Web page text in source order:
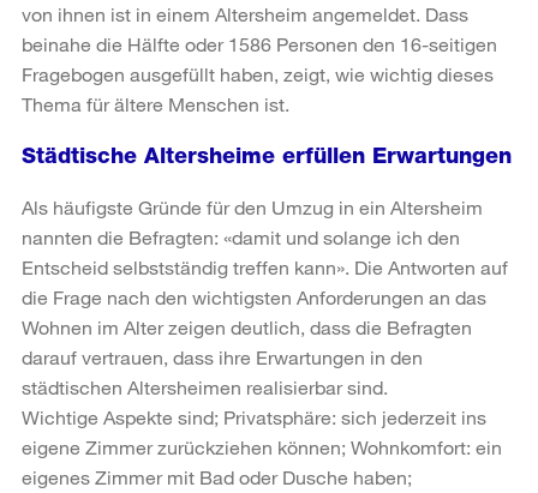
von ihnen ist in einem Altersheim angemeldet. Dass
beinahe die Hälfte oder 1586 Personen den 16-seitigen
Fragebogen ausgefüllt haben, zeigt, wie wichtig dieses
Thema für ältere Menschen ist.
Städtische Altersheime erfüllen Erwartungen
Als häufigste Gründe für den Umzug in ein Altersheim
nannten die Befragten: «damit und solange ich den
Entscheid selbstständig treffen kann». Die Antworten auf
die Frage nach den wichtigsten Anforderungen an das
Wohnen im Alter zeigen deutlich, dass die Befragten
darauf vertrauen, dass ihre Erwartungen in den
städtischen Altersheimen realisierbar sind.
Wichtige Aspekte sind; Privatsphäre: sich jederzeit ins
eigene Zimmer zurückziehen können; Wohnkomfort: ein
eigenes Zimmer mit Bad oder Dusche haben;